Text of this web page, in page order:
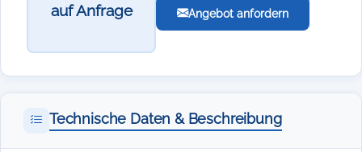
auf Anfrage Angebot anfordern
Technische Daten & Beschreibung